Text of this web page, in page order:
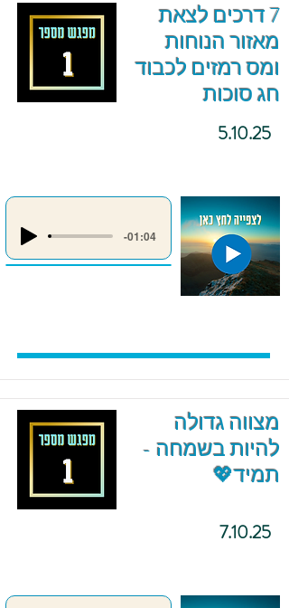
7 דרכים לצאת
מאזור הנוחות
ומס רמזים לכבוד
חג סוכות
5.10.25
-01:04
מצווה גדולה
להיות בשמחה -
תמיד💖
7.10.25